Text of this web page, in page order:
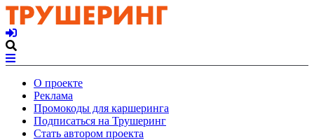
О проекте
Реклама
Промокоды для каршеринга
Подписаться на Трушеринг
Стать автором проекта